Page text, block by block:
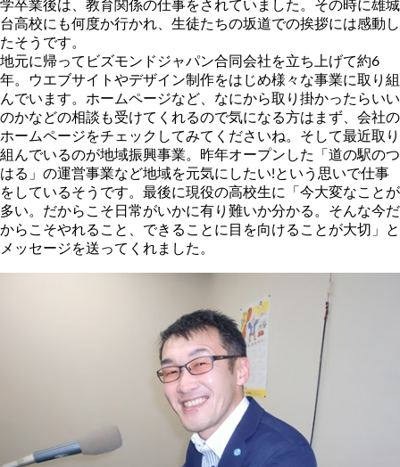
学卒業後は、教育関係の仕事をされていました。その時に雄城
台高校にも何度か行かれ、生徒たちの坂道での挨拶には感動し
たそうです。
地元に帰ってビズモンドジャパン合同会社を立ち上げて約6
年。ウエブサイトやデザイン制作をはじめ様々な事業に取り組
んでいます。ホームページなど、なにから取り掛かったらいい
のかなどの相談も受けてくれるので気になる方はまず、会社の
ホームページをチェックしてみてくださいね。そして最近取り
組んでいるのが地域振興事業。昨年オープンした「道の駅のつ
はる」の運営事業など地域を元気にしたい!という思いで仕事
をしているそうです。最後に現役の高校生に「今大変なことが
多い。だからこそ日常がいかに有り難いか分かる。そんな今だ
からこそやれること、できることに目を向けることが大切」と
メッセージを送ってくれました。